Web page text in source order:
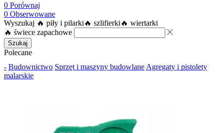
0 Porównaj
0 Obserwowane
Wyszukaj 🔥 piły i pilarki 🔥 szlifierki 🔥 wiertarki
🔥 świece zapachowe
Szukaj
Polecane
- Budownictwo Sprzęt i maszyny budowlane Agregaty i pistolety
malarskie